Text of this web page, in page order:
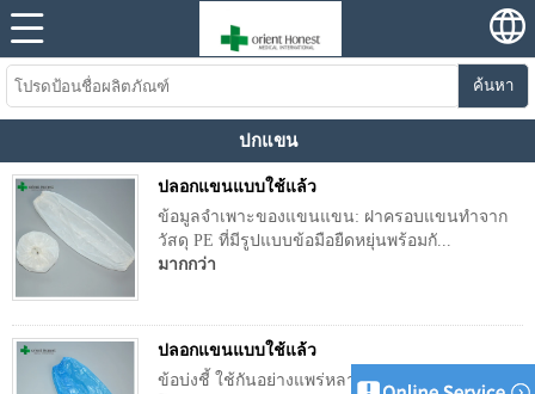
ค้นหา
ปกแขน
ปลอกแขนแบบใช้แล้ว
ข้อมูลจำเพาะของแขนแขน: ฝาครอบแขนทำจาก
วัสดุ PE ที่มีรูปแบบข้อมือยืดหยุ่นพร้อมกั...
มากกว่า
ปลอกแขนแบบใช้แล้ว
ข้อบ่งชี้ ใช้กันอย่างแพร่หลายในโรงพยาบาล